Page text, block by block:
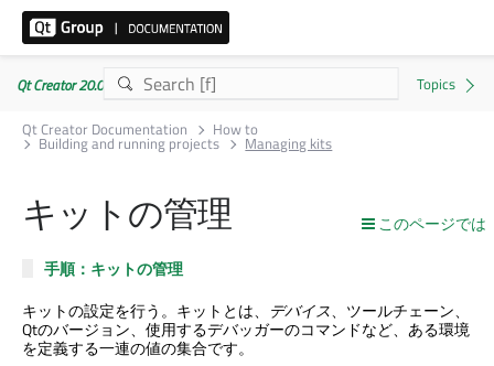
Qt Creator 20.0.1
Qt Creator Documentation
How to
Building and running projects Managing kits
このページでは
キットの管理
手順：キットの管理
キットの設定を行う。キットとは、 デバイス、ツールチェーン、
Qtのバージョン、使用するデバッガーのコマンドなど、ある環境
を定義する一連の値の集合です。